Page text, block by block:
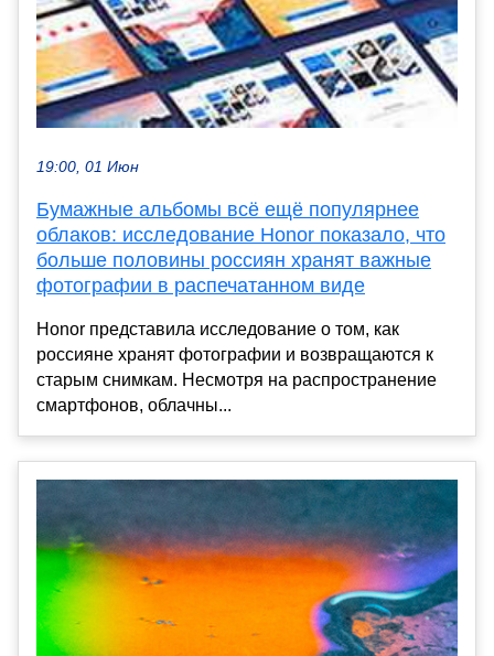
19:00, 01 Июн
Бумажные альбомы всё ещё популярнее
облаков: исследование Honor показало, что
больше половины россиян хранят важные
фотографии в распечатанном виде
Honor представила исследование о том, как
россияне хранят фотографии и возвращаются к
старым снимкам. Несмотря на распространение
смартфонов, облачны...